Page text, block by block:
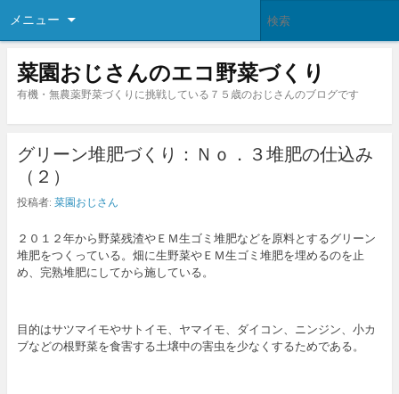
メニュー
菜園おじさんのエコ野菜づくり
有機・無農薬野菜づくりに挑戦している７５歳のおじさんのブログです
グリーン堆肥づくり：Ｎｏ．３堆肥の仕込み
（２）
投稿者: 菜園おじさん
２０１２年から野菜残渣やＥＭ生ゴミ堆肥などを原料とするグリーン
堆肥をつくっている。畑に生野菜やＥＭ生ゴミ堆肥を埋めるのを止
め、完熟堆肥にしてから施している。
目的はサツマイモやサトイモ、ヤマイモ、ダイコン、ニンジン、小カ
ブなどの根野菜を食害する土壌中の害虫を少なくするためである。